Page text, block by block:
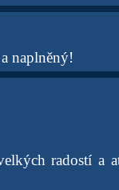
naplněný!
radostí a